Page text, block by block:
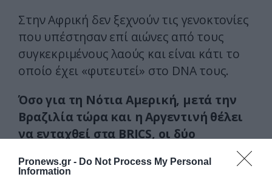
Pronews.gr - Do Not Process My Personal
Information
Στην Αφρική δεν ξεχνούν τις γενοκτονίες
που υπέστησαν επί αιώνες από τους
συγκεκριμένους λαούς και είναι κάτι το
οποίο έχει «φυτευτεί» στο DNA τους.
Όσο για τη Νότια Αμερική, μετά την
Βραζιλία τώρα και η Αργεντινή θέλει
να ενταχθεί στα BRICS, οι δύο
δυνάμεις δηλαδή,ενώ η Βραζιλία